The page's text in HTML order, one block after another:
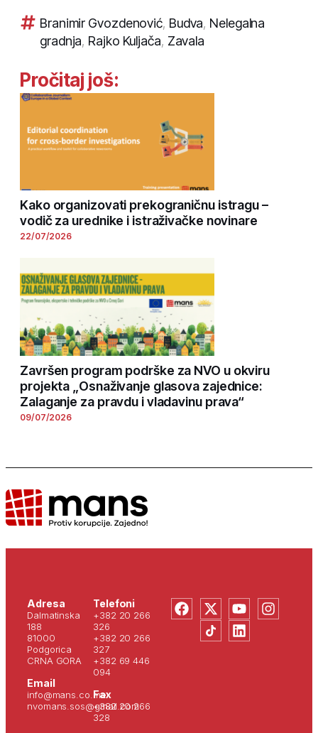
Branimir Gvozdenović, Budva, Nelegalna
gradnja, Rajko Kuljača, Zavala
Pročitaj još:
Kako organizovati prekograničnu istragu –
vodič za urednike i istraživačke novinare
22/07/2026
Završen program podrške za NVO u okviru
projekta „Osnaživanje glasova zajednice:
Zalaganje za pravdu i vladavinu prava“
09/07/2026
Adresa
Dalmatinska
188
81000
Podgorica
CRNA GORA
Email
info@mans.co.me
nvomans.sos@gmail.com
Telefoni
+382 20 266
326
+382 20 266
327
+382 69 446
094
Fax
+382 20 266
328